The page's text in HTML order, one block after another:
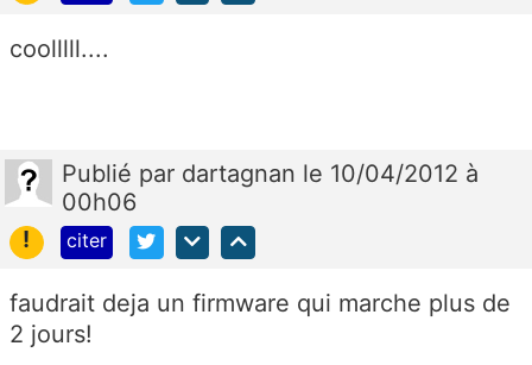
coolllll....
Publié par dartagnan le 10/04/2012 à
00h06
!
citer
faudrait deja un firmware qui marche plus de
2 jours!